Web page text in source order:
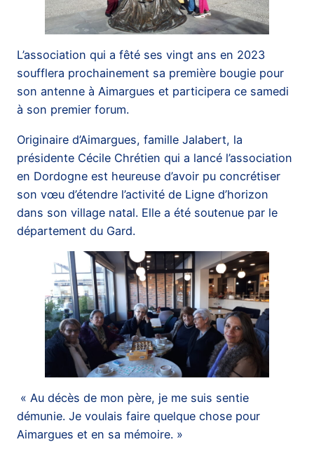
L’association qui a fêté ses vingt ans en 2023
soufflera prochainement sa première bougie pour
son antenne à Aimargues et participera ce samedi
à son premier forum.
Originaire d’Aimargues, famille Jalabert, la
présidente Cécile Chrétien qui a lancé l’association
en Dordogne est heureuse d’avoir pu concrétiser
son vœu d’étendre l’activité de Ligne d’horizon
dans son village natal. Elle a été soutenue par le
département du Gard.
« Au décès de mon père, je me suis sentie
démunie. Je voulais faire quelque chose pour
Aimargues et en sa mémoire. »